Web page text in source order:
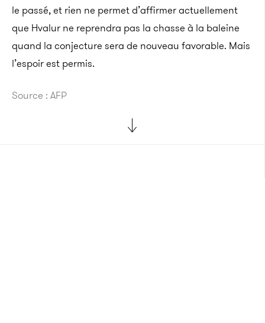
le passé, et rien ne permet d’affirmer actuellement
que Hvalur ne reprendra pas la chasse à la baleine
quand la conjecture sera de nouveau favorable. Mais
l’espoir est permis.
Source : AFP